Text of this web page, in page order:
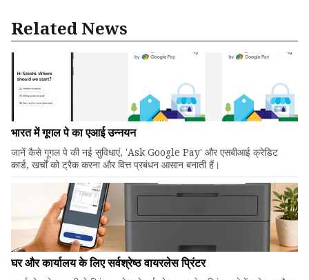
Related News
भारत में गूगल पे का एआई उन्नयन
जानें कैसे गूगल पे की नई सुविधाएं, 'Ask Google Pay' और एसबीआई क्रेडिट
कार्ड, खर्चों को ट्रैक करना और वित्त प्रबंधन आसान बनाती हैं।
घर और कार्यालय के लिए सर्वश्रेष्ठ वायरलेस प्रिंटर